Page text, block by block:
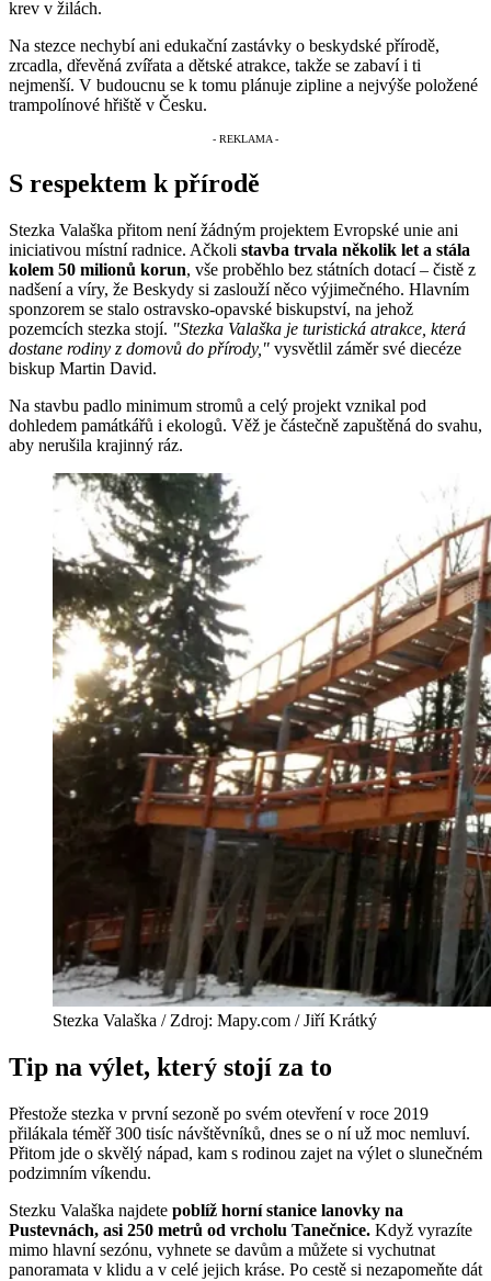
krev v žilách.
Na stezce nechybí ani edukační zastávky o beskydské přírodě,
zrcadla, dřevěná zvířata a dětské atrakce, takže se zabaví i ti
nejmenší. V budoucnu se k tomu plánuje zipline a nejvýše položené
trampolínové hřiště v Česku.
S respektem k přírodě
Stezka Valaška přitom není žádným projektem Evropské unie ani
iniciativou místní radnice. Ačkoli stavba trvala několik let a stála
kolem 50 milionů korun, vše proběhlo bez státních dotací – čistě z
nadšení a víry, že Beskydy si zaslouží něco výjimečného. Hlavním
sponzorem se stalo ostravsko-opavské biskupství, na jehož
pozemcích stezka stojí. "Stezka Valaška je turistická atrakce, která
dostane rodiny z domovů do přírody," vysvětlil záměr své diecéze
biskup Martin David.
Na stavbu padlo minimum stromů a celý projekt vznikal pod
dohledem památkářů i ekologů. Věž je částečně zapuštěná do svahu,
aby nerušila krajinný ráz.
Stezka Valaška / Zdroj: Mapy.com / Jiří Krátký
Tip na výlet, který stojí za to
Přestože stezka v první sezoně po svém otevření v roce 2019
přilákala téměř 300 tisíc návštěvníků, dnes se o ní už moc nemluví.
Přitom jde o skvělý nápad, kam s rodinou zajet na výlet o slunečném
podzimním víkendu.
Stezku Valaška najdete poblíž horní stanice lanovky na
Pustevnách, asi 250 metrů od vrcholu Tanečnice. Když vyrazíte
mimo hlavní sezónu, vyhnete se davům a můžete si vychutnat
panoramata v klidu a v celé jejich kráse. Po cestě si nezapomeňte dát